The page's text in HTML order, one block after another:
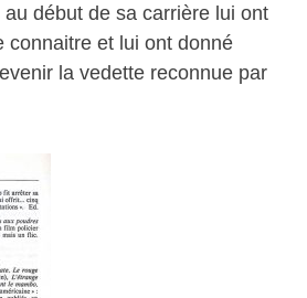
début de sa carrière lui ont
connaitre et lui ont donné
la vedette reconnue par